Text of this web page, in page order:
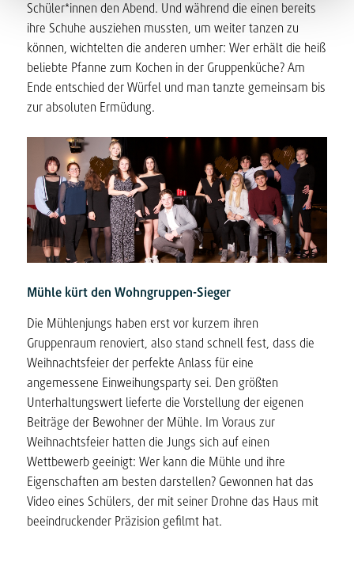
Schüler*innen den Abend. Und während die einen bereits
ihre Schuhe ausziehen mussten, um weiter tanzen zu
können, wichtelten die anderen umher: Wer erhält die heiß
beliebte Pfanne zum Kochen in der Gruppenküche? Am
Ende entschied der Würfel und man tanzte gemeinsam bis
zur absoluten Ermüdung.
Mühle kürt den Wohngruppen-Sieger
Die Mühlenjungs haben erst vor kurzem ihren
Gruppenraum renoviert, also stand schnell fest, dass die
Weihnachtsfeier der perfekte Anlass für eine
angemessene Einweihungsparty sei. Den größten
Unterhaltungswert lieferte die Vorstellung der eigenen
Beiträge der Bewohner der Mühle. Im Voraus zur
Weihnachtsfeier hatten die Jungs sich auf einen
Wettbewerb geeinigt: Wer kann die Mühle und ihre
Eigenschaften am besten darstellen? Gewonnen hat das
Video eines Schülers, der mit seiner Drohne das Haus mit
beeindruckender Präzision gefilmt hat.